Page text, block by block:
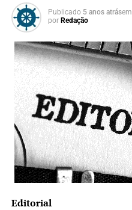
Publicado 5 anos atrásem
por Redação
Editorial